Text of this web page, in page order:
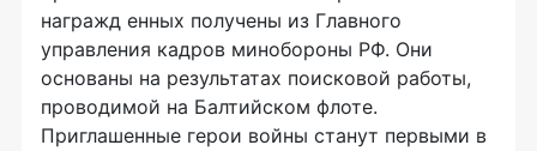
награжд енных получены из Главного
управления кадров минобороны РФ. Они
основаны на результатах поисковой работы,
проводимой на Балтийском флоте.
Приглашенные герои войны станут первыми в